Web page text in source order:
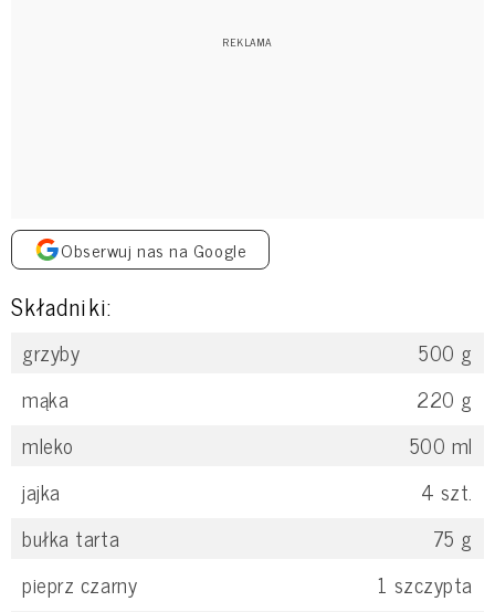
Obserwuj nas na Google
Składniki:
grzyby 500 g
mąka
220 g
mleko
500 ml
jajka
4 szt.
bułka tarta
75 g
pieprz czarny
1 szczypta